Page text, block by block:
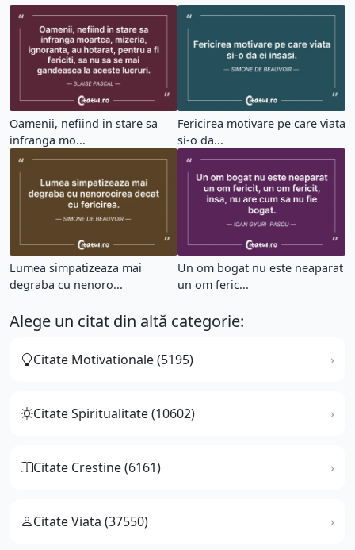
Oamenii, nefiind in stare sa
infranga mo...
Fericirea motivare pe care viata
si-o da...
Lumea simpatizeaza mai
degraba cu nenoro...
Un om bogat nu este neaparat
un om feric...
Alege un citat din altă categorie:
Citate Motivationale (5195)
Citate Spiritualitate (10602)
Citate Crestine (6161)
Citate Viata (37550)